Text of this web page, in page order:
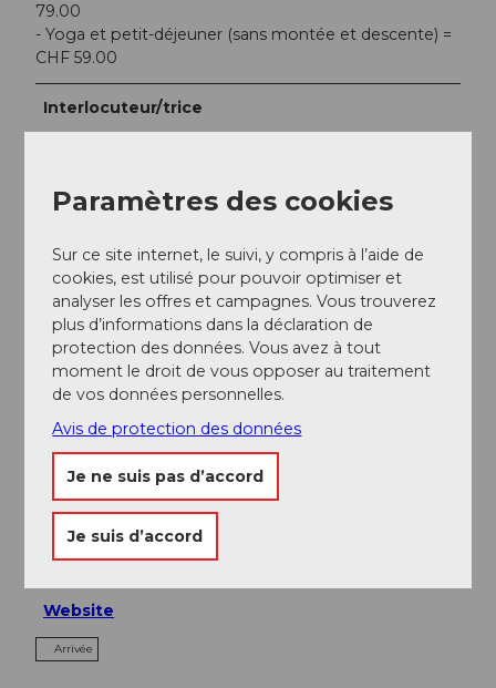
79.00
- Yoga et petit-déjeuner (sans montée et descente) =
CHF 59.00
Interlocuteur/trice
À proximité Regarder sur la carte
Evénement
Emplacement de l'événement
Unter Holzwang
Website
Arrivée
Paramètres des cookies
Sur ce site internet, le suivi, y compris à l’aide de
cookies, est utilisé pour pouvoir optimiser et
analyser les offres et campagnes. Vous trouverez
plus d’informations dans la déclaration de
protection des données. Vous avez à tout
moment le droit de vous opposer au traitement
de vos données personnelles.
Avis de protection des données
Je ne suis pas d’accord
Je suis d’accord